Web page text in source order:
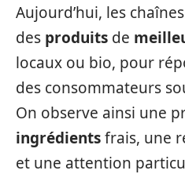
Aujourd’hui, les
des produits de
locaux ou bio, pour
des consommateurs
On observe ainsi une
ingrédientsfrais, une
et une attention